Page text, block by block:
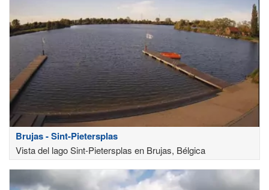
Brujas - Sint-Pietersplas
Vista del lago Sint-Pietersplas en Brujas, Bélgica